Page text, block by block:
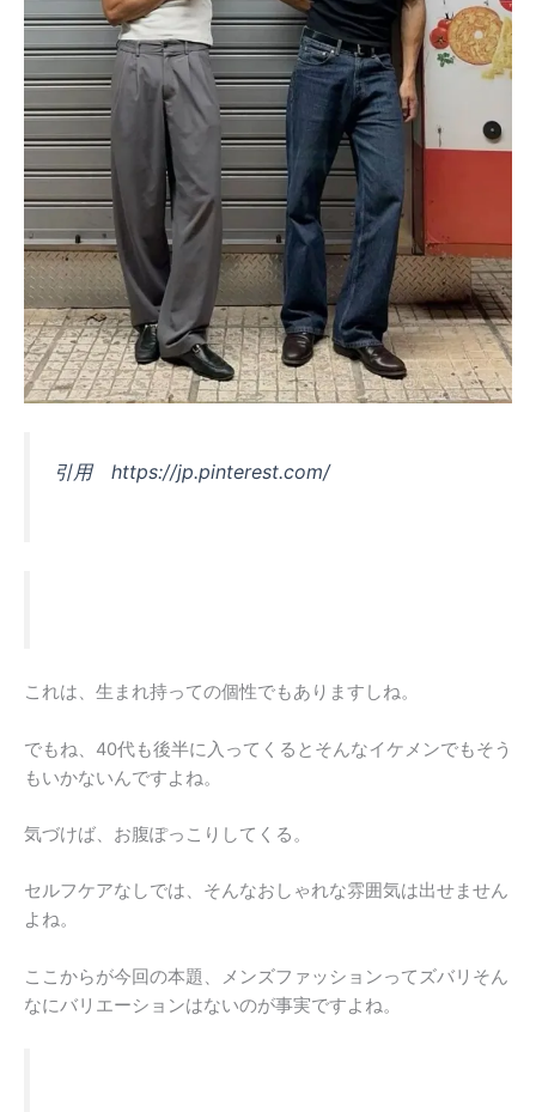
引用 https://jp.pinterest.com/
これは、生まれ持っての個性でもありますしね。
でもね、40代も後半に入ってくるとそんなイケメンでもそう
もいかないんですよね。
気づけば、お腹ぽっこりしてくる。
セルフケアなしでは、そんなおしゃれな雰囲気は出せません
よね。
ここからが今回の本題、メンズファッションってズバリそん
なにバリエーションはないのが事実ですよね。